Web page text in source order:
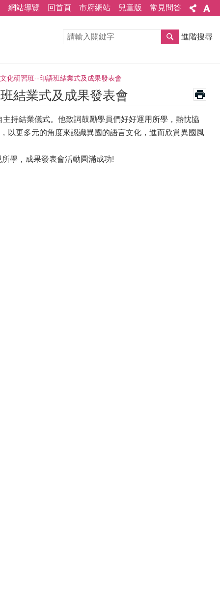
網站導覽 回首頁 市府網站 兒童版 常見問答
進階搜尋
化研習班--印語班結業式及成果發表會
結業式及成果發表會
持結業儀式。他致詞鼓勵學員們好好運用所學，熱忱協
以更多元的角度來認識異國的語言文化，進而欣賞異國風
學，成果發表會活動圓滿成功!